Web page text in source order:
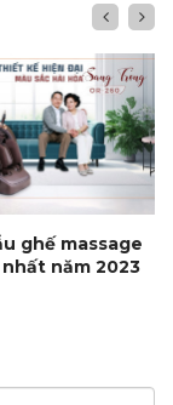
ghế massage
năm 2023